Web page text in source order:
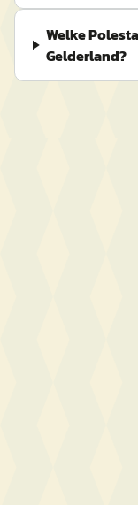
Welke
Gelderland?